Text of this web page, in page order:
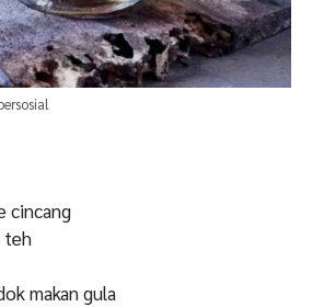
cincang
teh
makan gula